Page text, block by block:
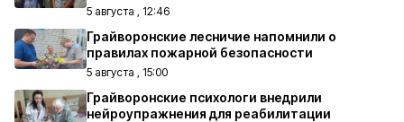
5 августа , 12:46
Грайворонские лесничие напомнили о
правилах пожарной безопасности
5 августа , 15:00
Грайворонские психологи внедрили
нейроупражнения для реабилитации